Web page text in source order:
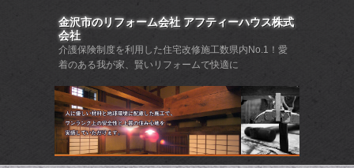
金沢市のリフォーム会社 アフティーハウス株式
会社
介護保険制度を利用した住宅改修施工数県内No.1！愛
着のある我が家、賢いリフォームで快適に